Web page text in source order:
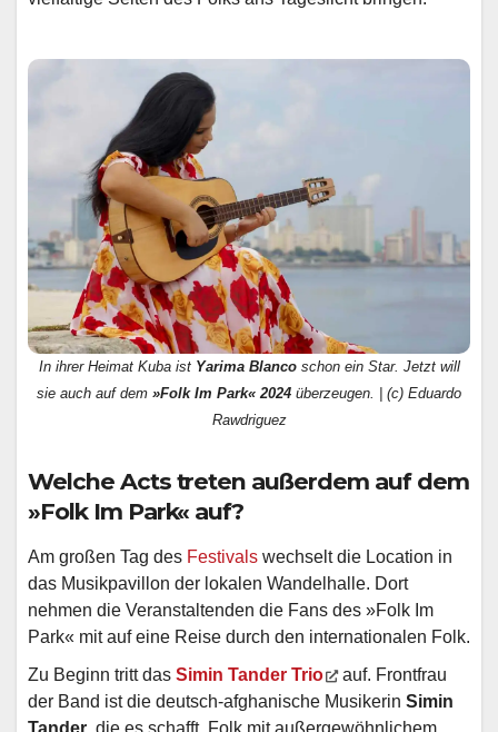
In ihrer Heimat Kuba ist Yarima Blancoschon ein Star. Jetzt will
sie auch auf dem »Folk Im Park« 2024 überzeugen. | (c) Eduardo
Rawdriguez
Welche Acts treten außerdem auf dem
»Folk Im Park« auf?
Am großen Tag des Festivals wechselt die Location in
das Musikpavillon der lokalen Wandelhalle. Dort
nehmen die Veranstaltenden die Fans des »Folk Im
Park« mit auf eine Reise durch den internationalen Folk.
Zu Beginn tritt das Simin Tander Trio
auf. Frontfrau
der Band ist die deutsch-afghanische Musikerin Simin
Tander , die es schafft, Folk mit außergewöhnlichem